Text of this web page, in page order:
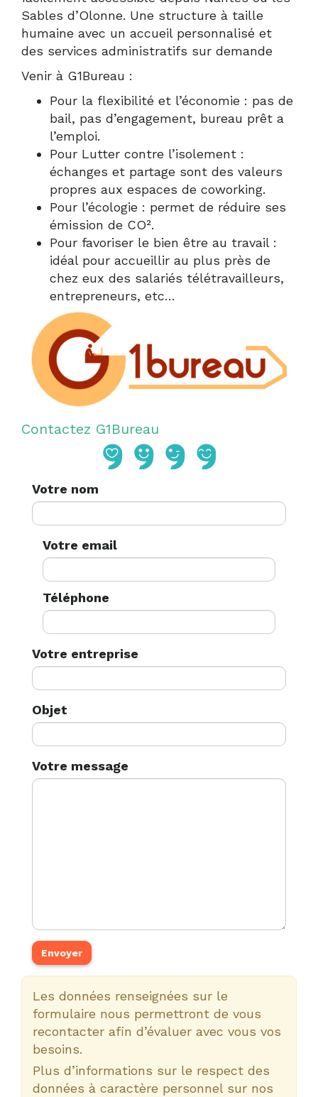
Sables d’Olonne. Une structure à taille
humaine avec un accueil personnalisé et
des services administratifs sur demande
Venir à G1Bureau :
Pour la flexibilité et l’économie : pas de
bail, pas d’engagement, bureau prêt a
l’emploi.
Pour Lutter contre l’isolement :
échanges et partage sont des valeurs
propres aux espaces de coworking.
Pour l’écologie : permet de réduire ses
émission de CO².
Pour favoriser le bien être au travail :
idéal pour accueillir au plus près de
chez eux des salariés télétravailleurs,
entrepreneurs, etc…
Contactez G1Bureau
Votre nom
Votre email
Téléphone
Votre entreprise
Objet
Votre message
Les données renseignées sur le
formulaire nous permettront de vous
recontacter afin d’évaluer avec vous vos
besoins.
Plus d’informations sur le respect des
données à caractère personnel sur nos